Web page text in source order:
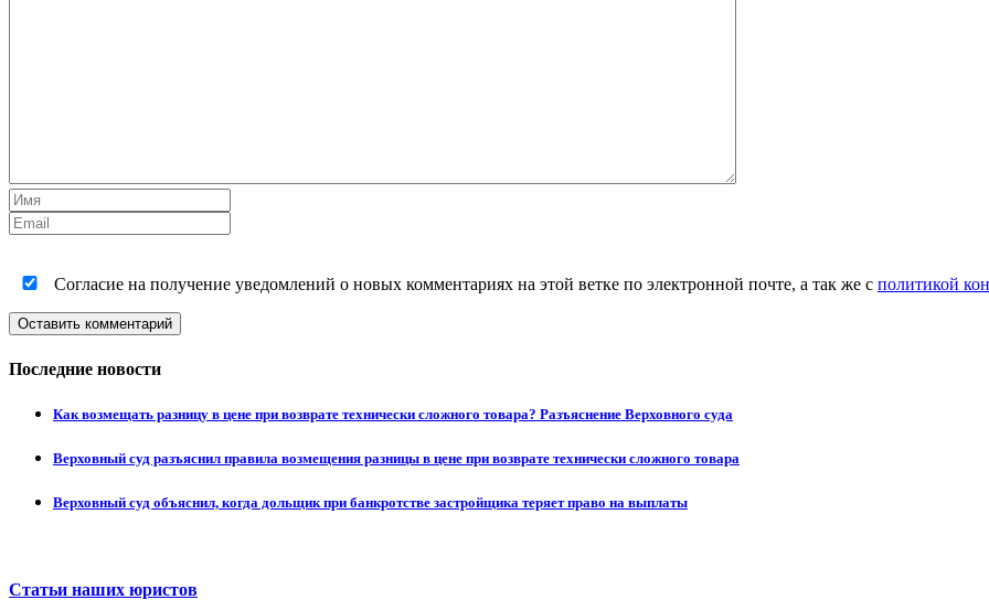
Согласие на получение уведомлений о новых комментариях на этой ветке по электронной почте, а так же с политикой
Оставить комментарий
Последние новости
Как возмещать разницу в цене при возврате технически сложного товара? Разъяснение Верховного суда
Верховный суд разъяснил правила возмещения разницы в цене при возврате технически сложного товара
Верховный суд объяснил, когда дольщик при банкротстве застройщика теряет право на выплаты
Статьи наших юристов